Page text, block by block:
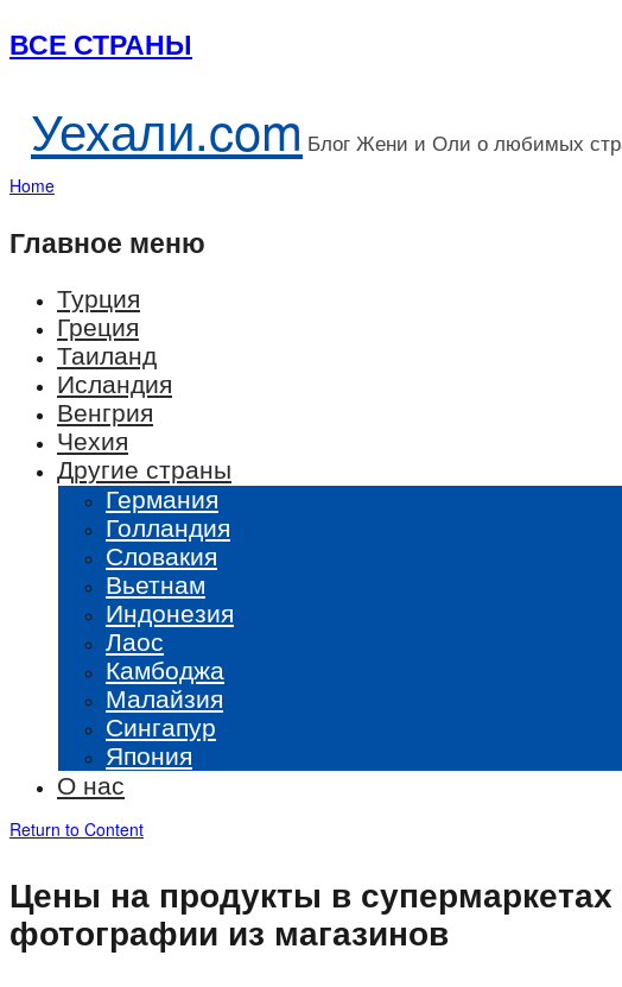
ВСЕ СТРАНЫ
Уехали.com Блог Жени и Оли о любимых
Home
Главное меню
Турция
Греция
Таиланд
Исландия
Венгрия
Чехия
Другие страны
Германия
Голландия
Словакия
Вьетнам
Индонезия
Лаос
Камбоджа
Малайзия
Сингапур
Япония
О нас
Return to Content
Цены на продукты в
фотографии из магазинов